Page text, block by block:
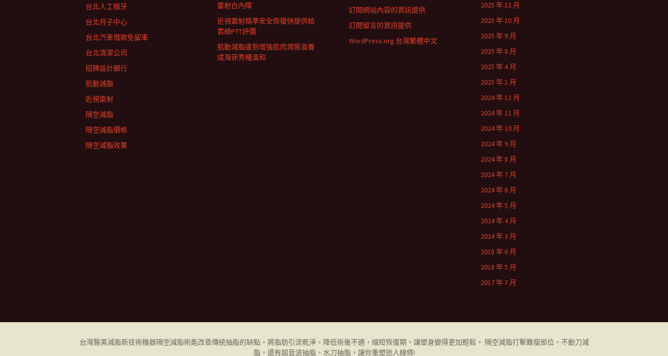
雷射白內障
近視雷射精準安全恢復快提供給
君綺PTT評價
肌動減脂達到增強肌肉潤唇滋養
成海菲秀種溫和
2025 年 12 月
2025 年 10 月
2025 年 9 月
2025 年 8 月
2025 年 4 月
2025 年 1 月
2024 年 12 月
2024 年 11 月
2024 年 10 月
2024 年 9 月
2024 年 8 月
2024 年 7 月
2024 年 6 月
2024 年 5 月
2024 年 4 月
2024 年 3 月
2018 年 6 月
2018 年 5 月
2017 年 7 月
台北人工植牙
台北月子中心
台北汽車借款免留車
台北清潔公司
招牌設計銀行
肌動減脂
近視雷射
隔空減脂
隔空減脂價格
隔空減脂效果
訂閱網站內容的資訊提供
訂閱留言的資訊提供
WordPress.org 台灣繁體中文
台灣醫美減脂新技術機器隔空減脂術能改善傳統抽脂的缺點，將脂肪引流乾淨，降低術後不適，縮短恢復期，讓塑身變得更加輕鬆。 隔空減脂打擊難瘦部位，不動刀減
脂，還有超音波抽脂、水刀抽脂，讓你重塑迷人線條!